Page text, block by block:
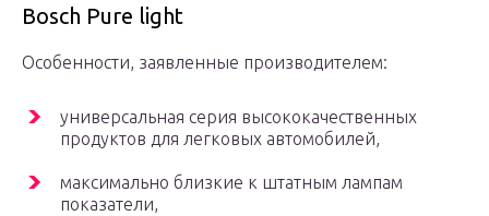
Bosch Pure light
Особенности, заявленные производителем:
универсальная серия высококачественных
продуктов для легковых автомобилей,
максимально близкие к штатным лампам
показатели,